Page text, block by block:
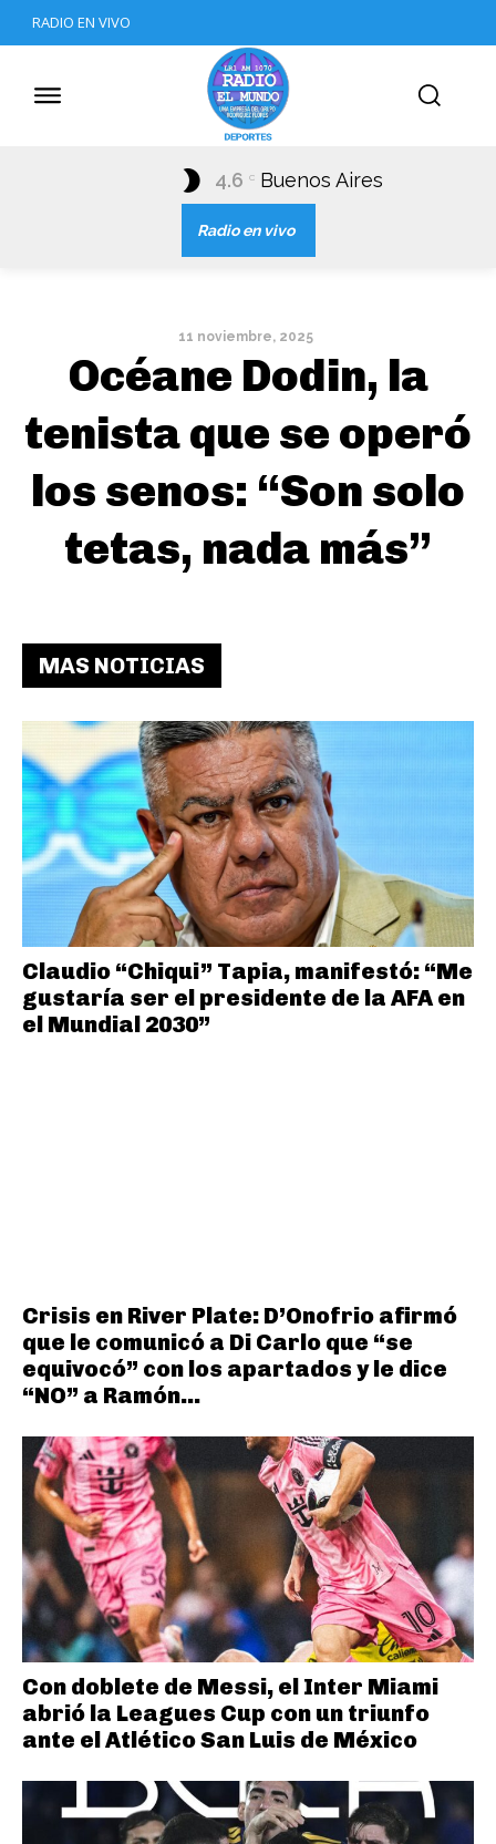
RADIO EN VIVO
4.6 C Buenos Aires
Radio en vivo
11 noviembre, 2025
Océane Dodin, la
tenista que se operó
los senos: “Son solo
tetas, nada más”
MAS NOTICIAS
Claudio “Chiqui” Tapia, manifestó: “Me
gustaría ser el presidente de la AFA en
el Mundial 2030”
Crisis en River Plate: D’Onofrio afirmó
que le comunicó a Di Carlo que “se
equivocó” con los apartados y le dice
“NO” a Ramón...
Con doblete de Messi, el Inter Miami
abrió la Leagues Cup con un triunfo
ante el Atlético San Luis de México